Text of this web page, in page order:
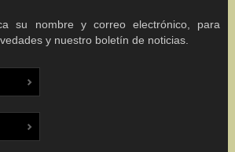
su nombre y correo electrónico, para
y nuestro boletín de noticias.